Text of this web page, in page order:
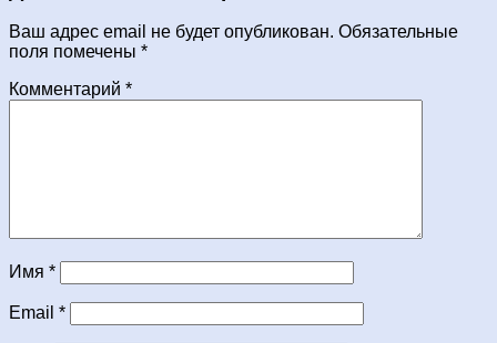
Ваш адрес email не будет опубликован. Обязательные
поля помечены *
Комментарий *
Имя *
Email *